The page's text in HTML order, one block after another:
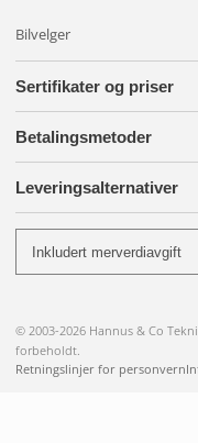
Bilvelger
Sertifikater og priser
Betalingsmetoder
Leveringsalternativer
© 2003-2026 Hannus & Co
forbeholdt.
Retningslinjer for personvern